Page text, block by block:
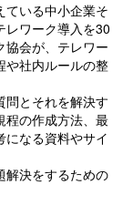
ている中小企業そ
レワーク導入を30
協会が、テレワー
や社内ルールの整
問とそれを解決す
程の作成方法、最
なる資料やサイ
解決をするための